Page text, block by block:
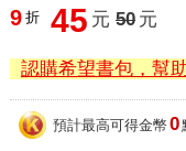
9 折 45 元 50 元
認購希望書包，幫
預計最高可得金幣 0